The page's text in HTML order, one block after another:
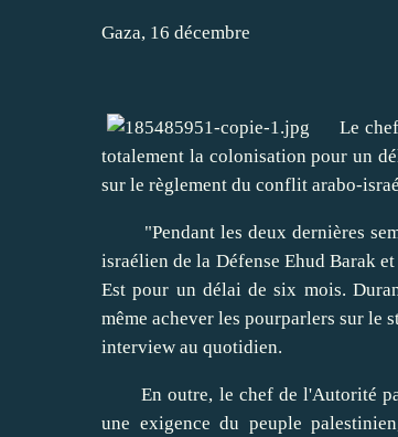
Gaza, 16 décembre
Le chef
totalement la colonisation pour un
sur le règlement du conflit arabo-
"Pendant les deux dernières
israélien de la Défense Ehud Barak
Est pour un délai de six mois.
même achever les pourparlers sur le
interview au quotidien.
En outre, le chef de l'Autorité
une exigence du peuple